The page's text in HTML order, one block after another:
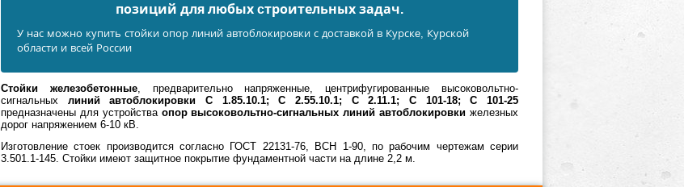
позиций для любых cтроительных задач.
У нас можно купить стойки опор линий автоблокировки с доставкой в Курскe, Курской
области и всей России
Стойки железобетонные, предварительно напряженные, центрифугированные высоковольтно-
сигнальных линий автоблокировки
С 1.85.10.1; С 2.55.10.1; С 2.11.1; С 101-18; С 101-25
предназначены для устройства опор высоковольтно-сигнальных линий автоблокировки железных
дорог напряжением 6-10 кВ.
Изготовление стоек производится согласно ГОСТ 22131-76, ВСН 1-90, по рабочим чертежам серии
3.501.1-145. Стойки имеют защитное покрытие фундаментной части на длине 2,2 м.